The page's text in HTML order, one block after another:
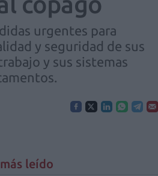
urgentes para
y seguridad de sus
y sus sistemas
leído